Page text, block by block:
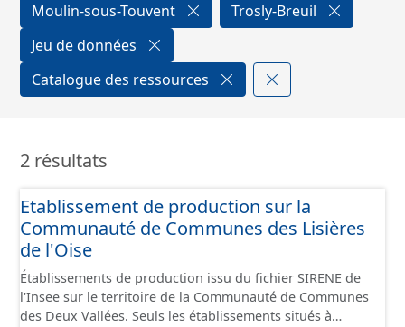
Moulin-sous-Touvent
Trosly-Breuil
Jeu de données
Catalogue des ressources
2 résultats
Etablissement de production sur la
Communauté de Communes des Lisières
de l'Oise
Établissements de production issu du fichier SIRENE de
l'Insee sur le territoire de la Communauté de Communes
des Deux Vallées. Seuls les établissements situés à